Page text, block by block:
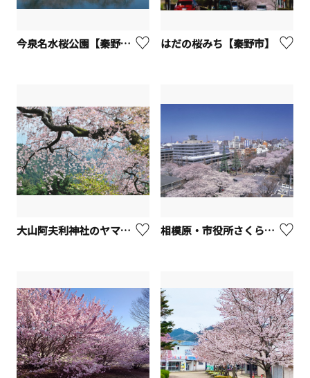
今泉名水桜公園【秦野市】 はだの桜みち【秦野市】
大山阿夫利神社のヤマザクラ【伊勢原市】 相模原・市役所さくら通り【相模原市】